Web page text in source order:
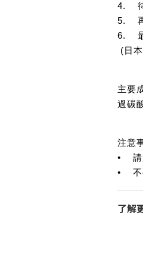
4. 待
5. 再
6. 最
(日
主要
過碳
注意
• 請
• 不
了解